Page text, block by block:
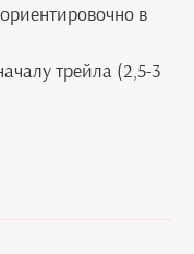
в
трейла (2,5-3